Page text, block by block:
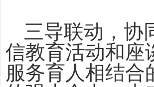
三导联动，协
信教育活动和座
服务育人相结合